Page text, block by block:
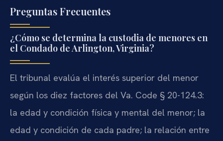
Preguntas Frecuentes
¿Cómo se determina la custodia de menores en
el Condado de Arlington, Virginia?
El tribunal evalúa el interés superior del menor
según los diez factores del Va. Code § 20-124.3:
la edad y condición física y mental del menor; la
edad y condición de cada padre; la relación entre